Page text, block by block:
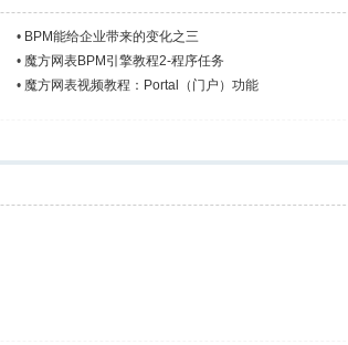
• BPM能给企业带来的变化之三
• 魔方网表BPM引擎教程2-程序任务
• 魔方网表视频教程：Portal（门户）功能